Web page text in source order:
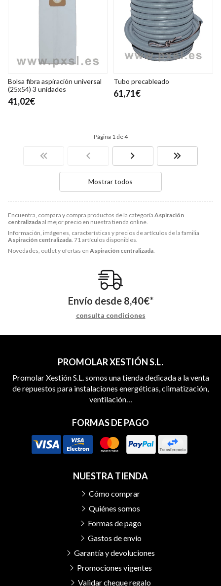
Encuentra, compara y compra productos de la categoría Aspiración
centralizadaal mejor precio en nuestra tienda online.
Información, imágenes, características y precios de artículos de la familia
Aspiración centralizada. 71 artículos disponibles.
Novedades, outlet y ofertas en Aspiración centralizada.
Bolsa fibra aspiración universal
(25x54) 3 unidades
41,02€
Tubo precableado
61,71€
Página 1 de 4
Mostrar todos
Envío desde 8,40€*
consulta condiciones
PROMOLAR XESTIÓN S.L.
Promolar Xestión S.L. somos una tienda dedicada a la venta
de repuestos para instalaciones energéticas, climatización,
ventilación…
FORMAS DE PAGO
NUESTRA TIENDA
Cómo comprar
Quiénes somos
Formas de pago
Gastos de envío
Garantía y devoluciones
Promociones vigentes
Validar cheque regalo